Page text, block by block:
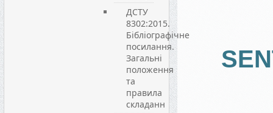
ДСТУ
8302:2015.
Бібліографічне
посилання.
Загальні
положення
та
правила
складанн